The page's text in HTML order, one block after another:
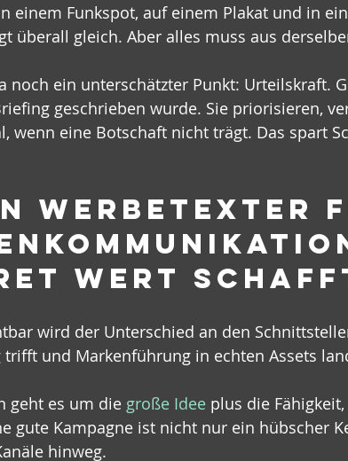
einem Funkspot, auf einem Plakat und in
überall gleich. Aber alles muss aus
noch ein unterschätzter Punkt: Urteilskraft.
geschrieben wurde. Sie priorisieren,
wenn eine Botschaft nicht trägt. Das spart
Werbetexter
Wert
wird der Unterschied an den
trifft und Markenführung in echten Assets
geht es um die große Idee plus die
gute Kampagne ist nicht nur ein hübscher
hinweg.